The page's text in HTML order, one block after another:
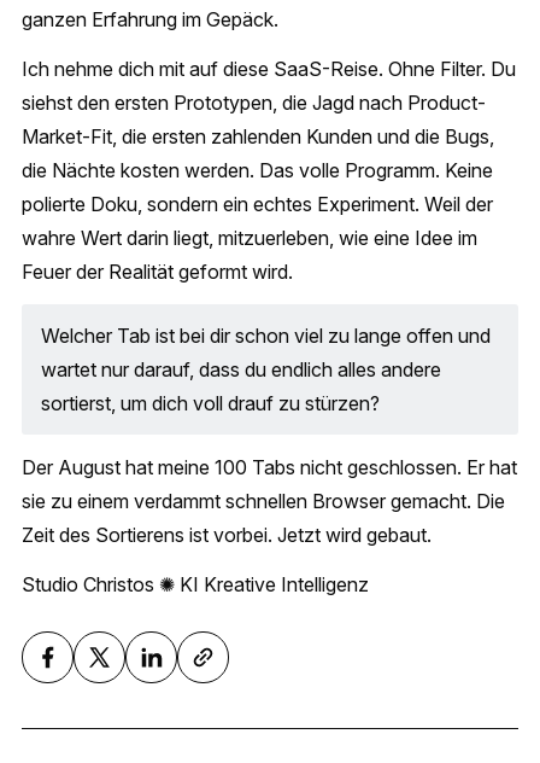
ganzen Erfahrung im Gepäck.
Ich nehme dich mit auf diese SaaS-Reise. Ohne Filter. Du
siehst den ersten Prototypen, die Jagd nach Product-
Market-Fit, die ersten zahlenden Kunden und die Bugs,
die Nächte kosten werden. Das volle Programm. Keine
polierte Doku, sondern ein echtes Experiment. Weil der
wahre Wert darin liegt, mitzuerleben, wie eine Idee im
Feuer der Realität geformt wird.
Welcher Tab ist bei dir schon viel zu lange offen und
wartet nur darauf, dass du endlich alles andere
sortierst, um dich voll drauf zu stürzen?
Der August hat meine 100 Tabs nicht geschlossen. Er hat
sie zu einem verdammt schnellen Browser gemacht. Die
Zeit des Sortierens ist vorbei. Jetzt wird gebaut.
Studio Christos ✺ KI Kreative Intelligenz